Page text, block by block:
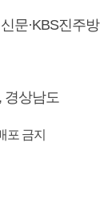
문·KBS진주방
경상남도
포 금지